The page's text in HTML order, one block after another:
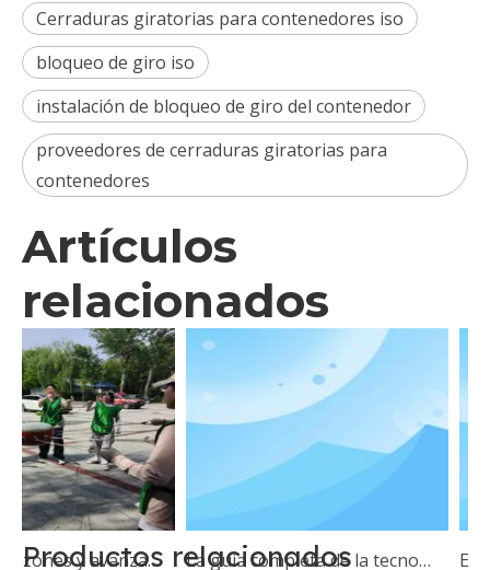
Cerraduras giratorias para contenedores iso
bloqueo de giro iso
instalación de bloqueo de giro del contenedor
proveedores de cerraduras giratorias para
contenedores
Artículos
relacionados
Uniendo corazones y avanzando: Esen Wood realiza una capacitación de formación de equipos al aire libre La guía completa de la tecnología Twist Lock: aplicaciones y beneficios
Productos relacionados